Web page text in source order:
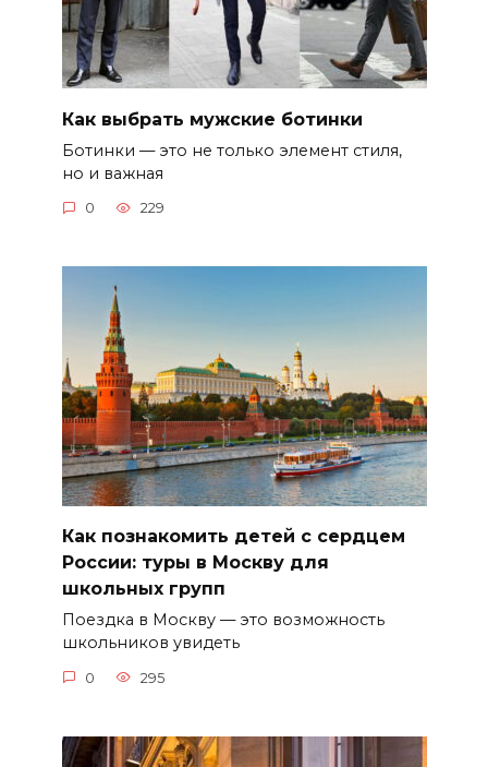
Как выбрать мужские ботинки
Ботинки — это не только элемент стиля,
но и важная
0 229
Как познакомить детей с сердцем
России: туры в Москву для
школьных групп
Поездка в Москву — это возможность
школьников увидеть
0 295